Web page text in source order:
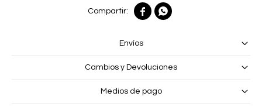
 
Envíos
Cambios y Devoluciones
Medios de pago